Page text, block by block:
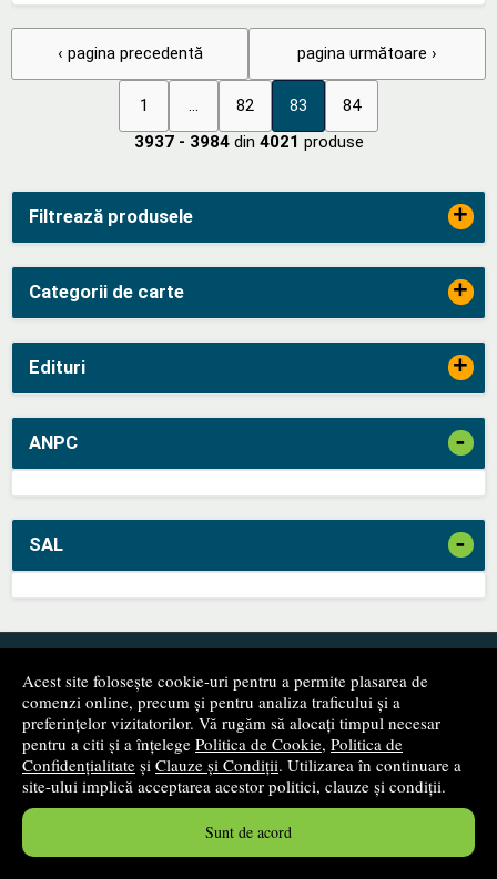
Acest site folosește cookie-uri pentru a permite plasarea de
comenzi online, precum și pentru analiza traficului și a
preferințelor vizitatorilor. Vă rugăm să alocați timpul necesar
pentru a citi și a înțelege Politica de Cookie, Politica de
Confidențialitate și Clauze și Condiții. Utilizarea în continuare a
site-ului implică acceptarea acestor politici, clauze și condiții.
Sunt de acord
Filtrează produsele +
Categorii de carte +
Edituri +
ANPC -
SAL -
‹ pagina precedentă
1 82 83 84
pagina următoare ›
3937 - 3984din 4021 produse
Newsletter
Fii primul care află despre produsele noi și reducerile apărute
pe site-ul nostru!